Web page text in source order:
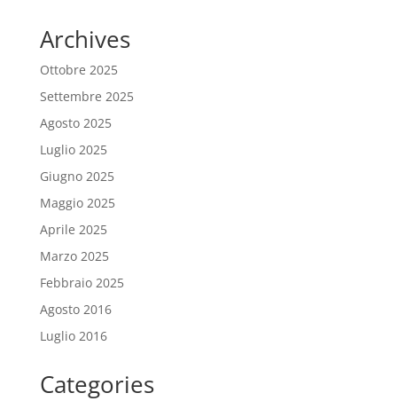
Archives
Ottobre 2025
Settembre 2025
Agosto 2025
Luglio 2025
Giugno 2025
Maggio 2025
Aprile 2025
Marzo 2025
Febbraio 2025
Agosto 2016
Luglio 2016
Categories